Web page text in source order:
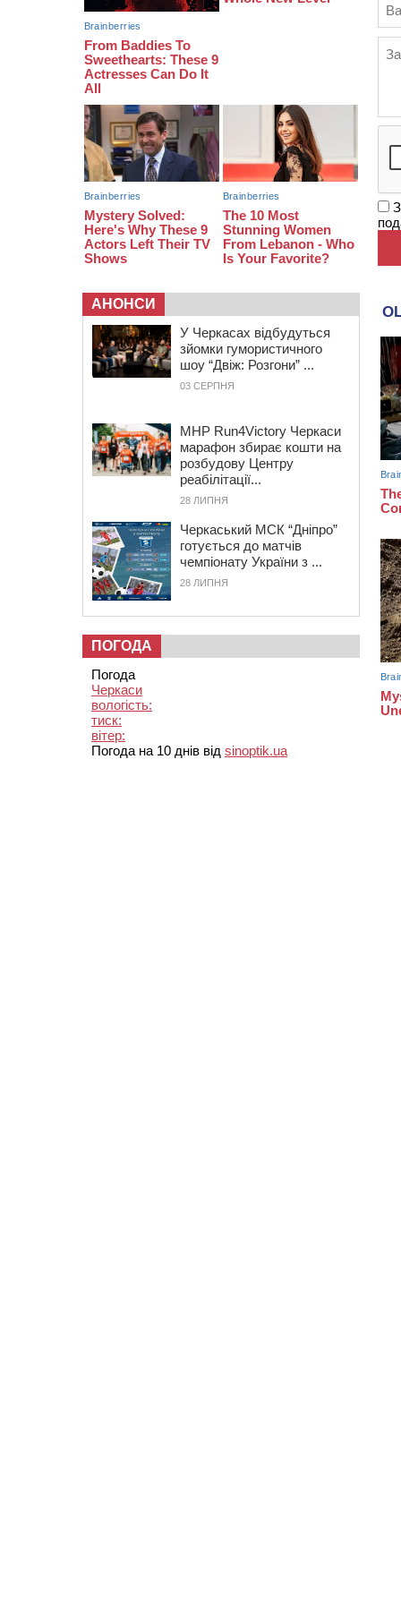
тріумфували на чемпіонаті України
20:31 На Черкащині спека
протримається ще день
20:00 Педагогів Черкас запрошують на
Teacher Prize Ukraine 2023
АНОНСИ
У Черкасах відбудуться
зйомки гумористичного
шоу “Двіж: Розгони” ...
03 СЕРПНЯ
MHP Run4Victory Черкаси
марафон збирає кошти на
розбудову Центру
реабілітації...
28 ЛИПНЯ
Черкаський МСК “Дніпро”
готується до матчів
чемпіонату України з ...
28 ЛИПНЯ
ПОГОДА
Погода
Черкаси
вологість:
тиск:
вітер:
Погода на 10 днів від sinoptik.ua